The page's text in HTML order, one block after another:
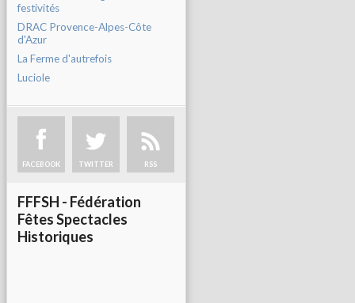
festivités
DRAC Provence-Alpes-Côte
d'Azur
La Ferme d'autrefois
Luciole
FACEBOOK TWITTER RSS
FFFSH - Fédération
Fêtes Spectacles
Historiques